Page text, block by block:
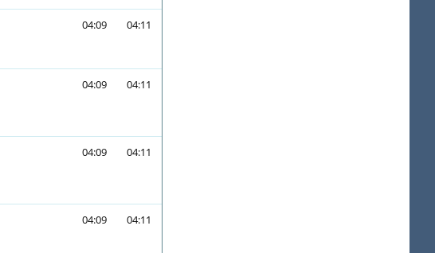
04:09 04:11
04:09 04:11
04:09 04:11
04:09 04:11